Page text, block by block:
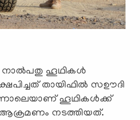
നാല്‍പതു ഹൂഥികള്‍
തായിഫില്‍ സഊദി
ഹൂഥികള്‍ക്ക്
നടത്തിയത്.